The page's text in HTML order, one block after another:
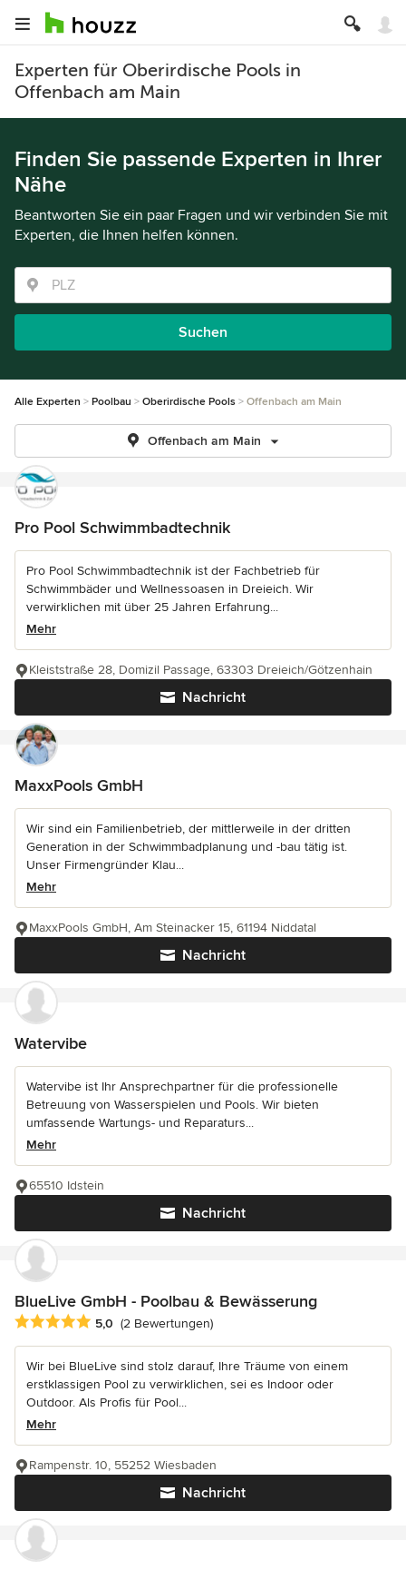
Experten für Oberirdische Pools in
Offenbach am Main
Finden Sie passende Experten in Ihrer
Nähe
Beantworten Sie ein paar Fragen und wir verbinden Sie mit
Experten, die Ihnen helfen können.
Suchen
Alle Experten Poolbau Oberirdische Pools Offenbach am Main
Offenbach am Main
Pro Pool Schwimmbadtechnik
Pro Pool Schwimmbadtechnik ist der Fachbetrieb für
Schwimmbäder und Wellnessoasen in Dreieich. Wir
verwirklichen mit über 25 Jahren Erfahrung...
Mehr
Nachricht
Kleiststraße 28, Domizil Passage, 63303 Dreieich/Götzenhain
MaxxPools GmbH
Wir sind ein Familienbetrieb, der mittlerweile in der dritten
Generation in der Schwimmbadplanung und -bau tätig ist.
Unser Firmengründer Klau...
Mehr
Nachricht
MaxxPools GmbH, Am Steinacker 15, 61194 Niddatal
Watervibe
Watervibe ist Ihr Ansprechpartner für die professionelle
Betreuung von Wasserspielen und Pools. Wir bieten
umfassende Wartungs- und Reparaturs...
Mehr
Nachricht
65510 Idstein
BlueLive GmbH - Poolbau & Bewässerung
Durchschnittliche Bewertung: 5 von 5 Sternen
5,0 (2 Bewertungen)
Wir bei BlueLive sind stolz darauf, Ihre Träume von einem
erstklassigen Pool zu verwirklichen, sei es Indoor oder
Outdoor. Als Profis für Pool...
Mehr
Nachricht
Rampenstr. 10, 55252 Wiesbaden